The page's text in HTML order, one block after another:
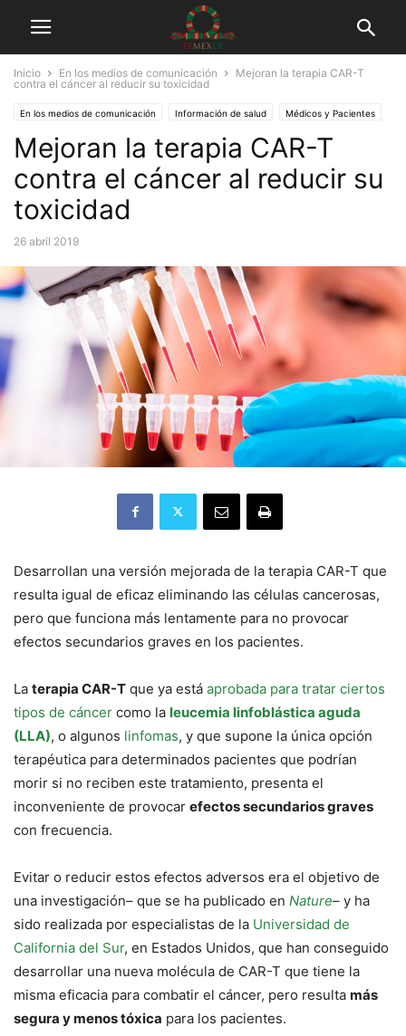
Inicio En los medios de comunicación
Mejoran la terapia CAR-T
contra el cáncer al reducir su toxicidad
En los medios de comunicación Información de salud Médicos y Pacientes
Tuits
Mejoran la terapia CAR-T
contra el cáncer al reducir su
toxicidad
26 abril 2019
Desarrollan una versión mejorada de la terapia CAR-T que
resulta igual de eficaz eliminando las células cancerosas,
pero que funciona más lentamente para no provocar
efectos secundarios graves en los pacientes.
La terapia CAR-T que ya está aprobada para tratar ciertos
tipos de cáncer como la leucemia linfoblástica aguda
(LLA), o algunos linfomas, y que supone la única opción
terapéutica para determinados pacientes que podrían
morir si no reciben este tratamiento, presenta el
inconveniente de provocar efectos secundarios graves
con frecuencia.
Evitar o reducir estos efectos adversos era el objetivo de
una investigación– que se ha publicado en Nature– y ha
sido realizada por especialistas de la Universidad de
California del Sur, en Estados Unidos, que han conseguido
desarrollar una nueva molécula de CAR-T que tiene la
misma eficacia para combatir el cáncer, pero resulta más
segura y menos tóxica para los pacientes.